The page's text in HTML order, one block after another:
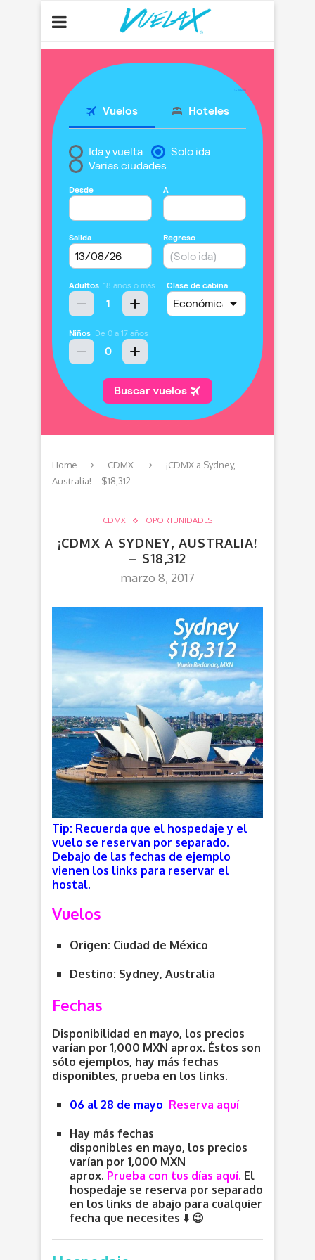
Home CDMX
¡CDMX a Sydney,
Australia! – $18,312
CDMX OPORTUNIDADES
¡CDMX A SYDNEY, AUSTRALIA!
– $18,312
marzo 8, 2017
Tip: Recuerda que el hospedaje y el
vuelo se reservan por separado.
Debajo de las fechas de ejemplo
vienen los links para reservar el
hostal.
Vuelos
Origen: Ciudad de México
Destino: Sydney, Australia
Fechas
Disponibilidad en mayo, los precios
varían por 1,000 MXN aprox. Éstos son
sólo ejemplos, hay más fechas
disponibles, prueba en los links.
06 al 28 de mayo Reserva aquí
Hay más fechas
disponibles en mayo, los precios
varían por 1,000 MXN
aprox. Prueba con tus días aquí. El
hospedaje se reserva por separado
en los links de abajo para cualquier
fecha que necesites ⬇️ 😉